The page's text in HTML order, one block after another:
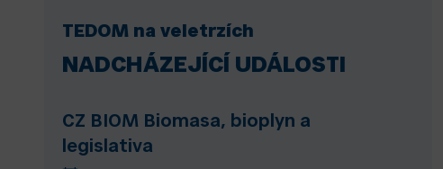
TEDOM na veletrzích
NADCHÁZEJÍCÍ UDÁLOSTI
CZ BIOM Biomasa, bioplyn a
legislativa